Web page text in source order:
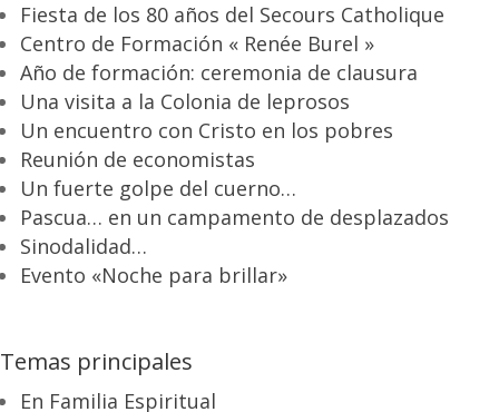
Fiesta de los 80 años del Secours Catholique
Centro de Formación « Renée Burel »
Año de formación: ceremonia de clausura
Una visita a la Colonia de leprosos
Un encuentro con Cristo en los pobres
Reunión de economistas
Un fuerte golpe del cuerno…
Pascua… en un campamento de desplazados
Sinodalidad…
Evento «Noche para brillar»
Temas principales
En Familia Espiritual